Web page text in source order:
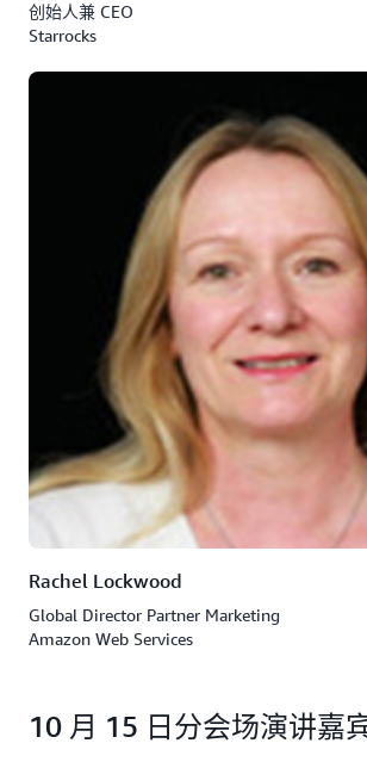
创始人兼 CEO
Starrocks
Rachel Lockwood
Global Director Partner Marketing
Amazon Web Services
10 月 15 日分会场演讲嘉